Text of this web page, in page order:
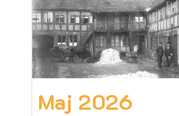
Maj 2026